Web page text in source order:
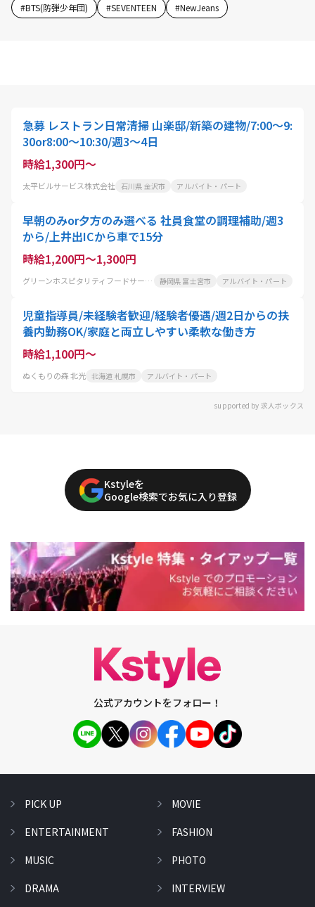
#BTS(防弾少年団) #SEVENTEEN #NewJeans
急募 レストラン日常清掃 山楽邸/新築の建物/7:00～9:
30or8:00～10:30/週3～4日
時給1,300円～
太平ビルサービス株式会社 石川県 金沢市 アルバイト・パート
早朝のみor夕方のみ選べる 社員食堂の調理補助/週3
から/上井出ICから車で15分
時給1,200円～1,300円
グリーンホスピタリティフードサービス株式会社 静岡県 富士宮市 アルバイト・パート
児童指導員/未経験者歓迎/経験者優遇/週2日からの扶
養内勤務OK/家庭と両立しやすい柔軟な働き方
時給1,100円～
ぬくもりの森 北光 北海道 札幌市 アルバイト・パート
supported by 求人ボックス
Kstyleを
Google検索でお気に入り登録
公式アカウントをフォロー！
PICK UP
ENTERTAINMENT
MUSIC
DRAMA
MOVIE
FASHION
PHOTO
INTERVIEW